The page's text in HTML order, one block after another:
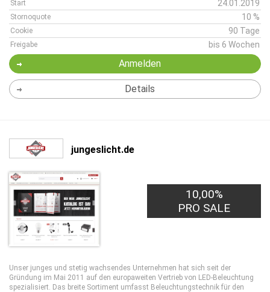
Start 24.01.2019
Stornoquote 10 %
Cookie 90 Tage
Freigabe bis 6 Wochen
Anmelden
Details
jungeslicht.de
10,00%
PRO SALE
Unser junges und stetig wachsendes Unternehmen hat sich seit der
Gründung im Mai 2011 auf den europaweiten Vertrieb von LED-Beleuchtung
spezialisiert. Das breite Sortiment umfasst Beleuchtungstechnik für den